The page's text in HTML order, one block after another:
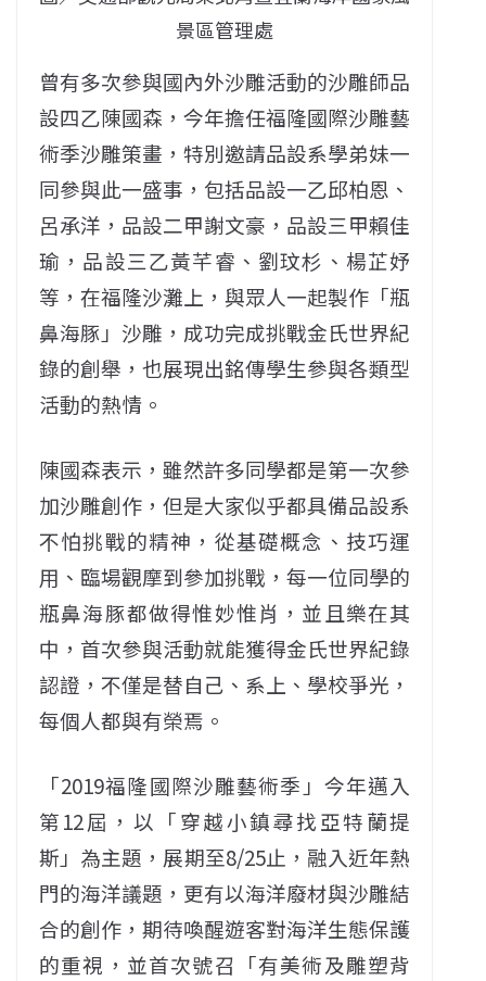
景區管理處
曾有多次參與國內外沙雕活動的沙雕師品
設四乙陳國森，今年擔任福隆國際沙雕藝
術季沙雕策畫，特別邀請品設系學弟妹一
同參與此一盛事，包括品設一乙邱柏恩、
呂承洋，品設二甲謝文豪，品設三甲賴佳
瑜，品設三乙黃芊睿、劉玟杉、楊芷妤
等，在福隆沙灘上，與眾人一起製作「瓶
鼻海豚」沙雕，成功完成挑戰金氏世界紀
錄的創舉，也展現出銘傳學生參與各類型
活動的熱情。
陳國森表示，雖然許多同學都是第一次參
加沙雕創作，但是大家似乎都具備品設系
不怕挑戰的精神，從基礎概念、技巧運
用、臨場觀摩到參加挑戰，每一位同學的
瓶鼻海豚都做得惟妙惟肖，並且樂在其
中，首次參與活動就能獲得金氏世界紀錄
認證，不僅是替自己、系上、學校爭光，
每個人都與有榮焉。
「2019福隆國際沙雕藝術季」今年邁入
第12屆，以「穿越小鎮尋找亞特蘭提
斯」為主題，展期至8/25止，融入近年熱
門的海洋議題，更有以海洋廢材與沙雕結
合的創作，期待喚醒遊客對海洋生態保護
的重視，並首次號召「有美術及雕塑背